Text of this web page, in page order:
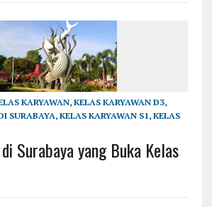
KARYAWAN, KELAS KARYAWAN D3,
SURABAYA, KELAS KARYAWAN S1, KELAS
Surabaya yang Buka Kelas